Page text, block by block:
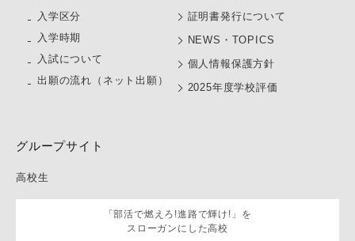
⼊学区分
入学時期
入試について
出願の流れ（ネット出願）
証明書発行について
NEWS・TOPICS
個人情報保護方針
2025年度学校評価
グループサイト
高校生
「部活で燃えろ!進路で輝け!」を
スローガンにした高校